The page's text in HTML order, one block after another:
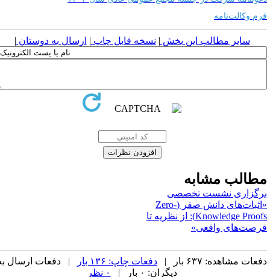
وکالت‌نامه
سایر مطالب این بخش | نسخه قابل چاپ| ارسال به دوستان|
مشابه
نشست تخصصی
«اثبات‌های دانش صفر (Zero-
Knowledge Proofs): از نظریه تا
واقعی»
مشاهده: ۶۳۷ بار | دفعات چاپ: ۱۳۶ بار
| دفعات ارسال به
دیگران: ۰ بار |